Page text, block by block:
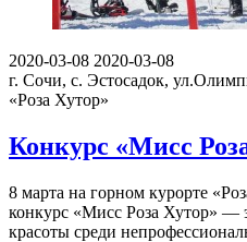
2020-03-08 2020-03-08
г. Сочи, с. Эстосадок,
«Роза Хутор»
Конкурс «Мисс
8 марта на горном курорте
конкурс «Мисс Роза Хутор» —
красоты среди